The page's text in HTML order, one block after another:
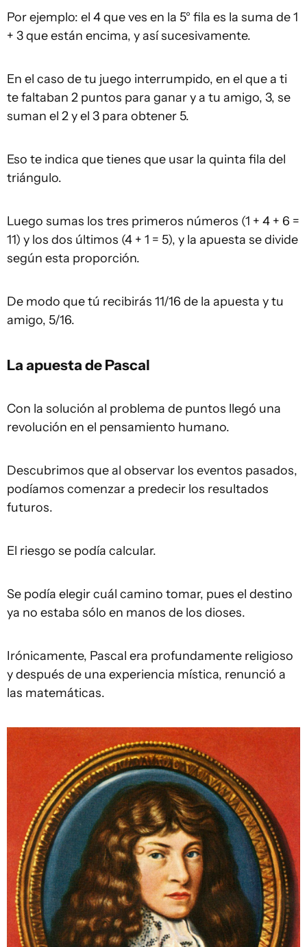
Por ejemplo: el 4 que ves en la 5° fila es la suma de 1
+ 3 que están encima, y así sucesivamente.
En el caso de tu juego interrumpido, en el que a ti
te faltaban 2 puntos para ganar y a tu amigo, 3, se
suman el 2 y el 3 para obtener 5.
Eso te indica que tienes que usar la quinta fila del
triángulo.
Luego sumas los tres primeros números (1 + 4 + 6 =
11) y los dos últimos (4 + 1 = 5), y la apuesta se divide
según esta proporción.
De modo que tú recibirás 11/16 de la apuesta y tu
amigo, 5/16.
La apuesta de Pascal
Con la solución al problema de puntos llegó una
revolución en el pensamiento humano.
Descubrimos que al observar los eventos pasados,
podíamos comenzar a predecir los resultados
futuros.
El riesgo se podía calcular.
Se podía elegir cuál camino tomar, pues el destino
ya no estaba sólo en manos de los dioses.
Irónicamente, Pascal era profundamente religioso
y después de una experiencia mística, renunció a
las matemáticas.